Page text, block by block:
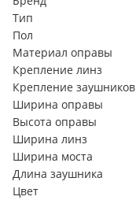
Тип
Пол
Материал оправы
Крепление линз
Крепление заушников
Ширина оправы
Высота оправы
Ширина линз
Ширина моста
Длина заушника
Цвет